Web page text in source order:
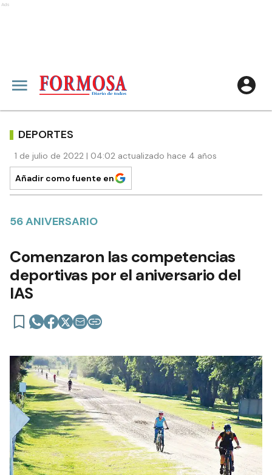
Ads
DEPORTES
1 de julio de 2022 | 04:02 actualizado hace 4 años
Añadir como fuente en
56 ANIVERSARIO
Comenzaron las competencias
deportivas por el aniversario del
IAS